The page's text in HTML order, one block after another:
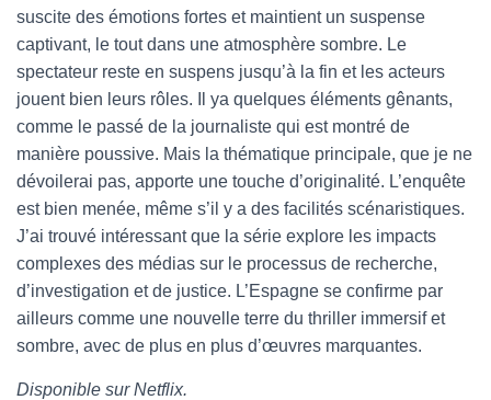
suscite des émotions fortes et maintient un suspense
captivant, le tout dans une atmosphère sombre. Le
spectateur reste en suspens jusqu’à la fin et les acteurs
jouent bien leurs rôles. Il ya quelques éléments gênants,
comme le passé de la journaliste qui est montré de
manière poussive. Mais la thématique principale, que je ne
dévoilerai pas, apporte une touche d’originalité. L’enquête
est bien menée, même s’il y a des facilités scénaristiques.
J’ai trouvé intéressant que la série explore les impacts
complexes des médias sur le processus de recherche,
d’investigation et de justice. L’Espagne se confirme par
ailleurs comme une nouvelle terre du thriller immersif et
sombre, avec de plus en plus d’œuvres marquantes.
Disponible sur Netflix.